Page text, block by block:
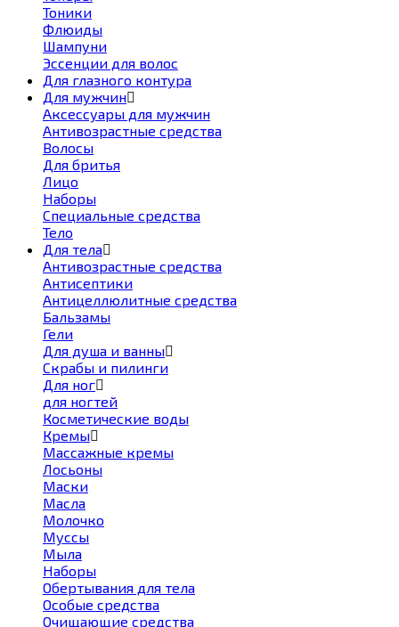
Тоники
Флюиды
Шампуни
Эссенции для волос
Для глазного контура
Для мужчин
Аксессуары для мужчин
Антивозрастные средства
Волосы
Для бритья
Лицо
Наборы
Специальные средства
Тело
Для тела
Антивозрастные средства
Антисептики
Антицеллюлитные средства
Бальзамы
Гели
Для душа и ванны
Скрабы и пилинги
Для ног
для ногтей
Косметические воды
Кремы
Массажные кремы
Лосьоны
Маски
Масла
Молочко
Муссы
Мыла
Наборы
Обертывания для тела
Особые средства
Очищающие средства